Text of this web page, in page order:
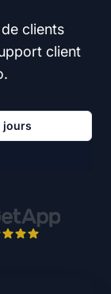
clients
client
jours